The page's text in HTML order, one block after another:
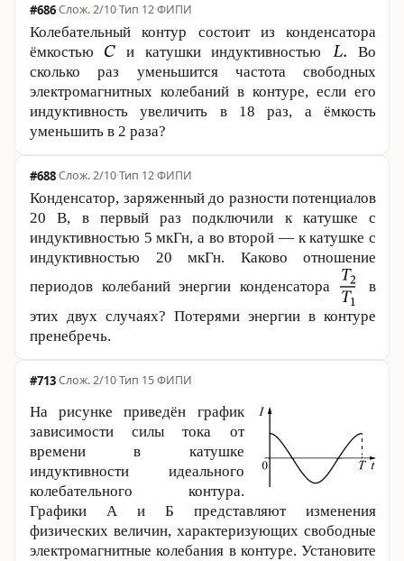
#686· 2/10·Тип 12·ФИПИ
Колебательный контур состоит из конденсатора
ёмкостью
и катушки индуктивностью
Во
сколько раз уменьшится частота свободных
электромагнитных колебаний в контуре, если его
индуктивность увеличить в 18 раз, а ёмкость
уменьшить в 2 раза?
#688· 2/10·Тип 12·ФИПИ
Конденсатор, заряженный до разности потенциалов
20 В, в первый раз подключили к катушке с
индуктивностью 5 мкГн, а во второй — к катушке с
индуктивностью 20 мкГн. Каково отношение
периодов колебаний энергии конденсатора
в
этих двух случаях? Потерями энергии в контуре
пренебречь.
#713· 2/10·Тип 15·ФИПИ
На рисунке приведён график
зависимости силы тока от
времени в катушке
индуктивности идеального
колебательного контура.
Графики А и Б представляют изменения
физических величин, характеризующих свободные
электромагнитные колебания в контуре. Установите